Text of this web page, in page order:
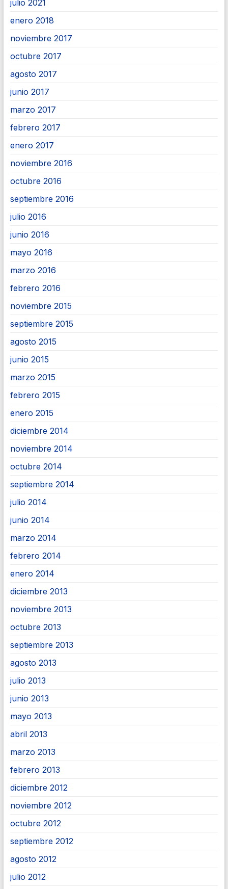
julio 2021
enero 2018
noviembre 2017
octubre 2017
agosto 2017
junio 2017
marzo 2017
febrero 2017
enero 2017
noviembre 2016
octubre 2016
septiembre 2016
julio 2016
junio 2016
mayo 2016
marzo 2016
febrero 2016
noviembre 2015
septiembre 2015
agosto 2015
junio 2015
marzo 2015
febrero 2015
enero 2015
diciembre 2014
noviembre 2014
octubre 2014
septiembre 2014
julio 2014
junio 2014
marzo 2014
febrero 2014
enero 2014
diciembre 2013
noviembre 2013
octubre 2013
septiembre 2013
agosto 2013
julio 2013
junio 2013
mayo 2013
abril 2013
marzo 2013
febrero 2013
diciembre 2012
noviembre 2012
octubre 2012
septiembre 2012
agosto 2012
julio 2012